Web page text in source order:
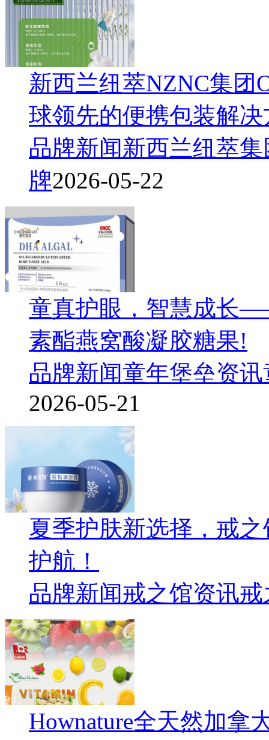
新西兰纽萃NZNC集团
球领先的便携包装解
品牌新闻新西兰纽萃
牌2026-05-22
童真护眼，智慧成长
素酯燕窝酸凝胶糖果!
品牌新闻童年堡垒资讯
2026-05-21
夏季护肤新选择，戒
护航！
品牌新闻戒之馆资讯戒
Hownature全天然加拿